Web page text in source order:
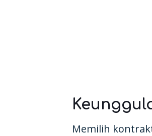
Memilih